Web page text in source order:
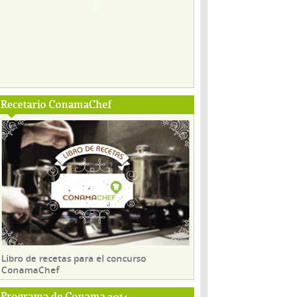
Recetario ConamaChef
Libro de recetas para el concurso
ConamaChef